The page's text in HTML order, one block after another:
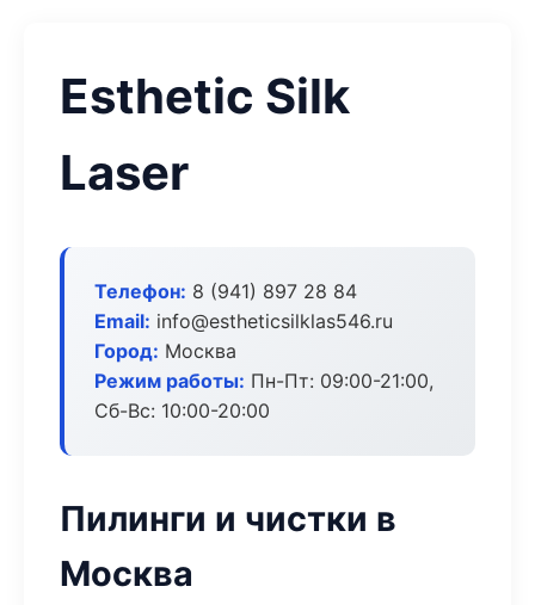
Esthetic Silk
Laser
Телефон: 8 (941) 897 28 84
Email: info@estheticsilklas546.ru
Город: Москва
Режим работы: Пн-Пт: 09:00-21:00,
Сб-Вс: 10:00-20:00
Пилинги и чистки в
Москва